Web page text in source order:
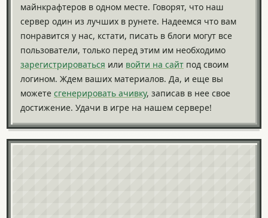
майнкрафтеров в одном месте. Говорят, что наш
сервер один из лучших в рунете. Надеемся что вам
понравится у нас, кстати, писать в блоги могут все
пользователи, только перед этим им необходимо
зарегистрироваться или войти на сайт под своим
логином. Ждем ваших материалов. Да, и еще вы
можете сгенерировать ачивку, записав в нее свое
достижение. Удачи в игре на нашем сервере!